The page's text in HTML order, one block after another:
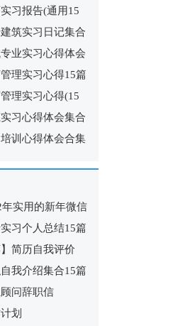
习报告(通用15
筑实习日记集合
业实习心得体会
) 理实习心得15篇
理实习心得(15
习心得体会集合
训心得体会合集
年实用的新年微信
65句
习个人总结15篇
】简历自我评价
自我介绍集合15篇
问辞职信
划